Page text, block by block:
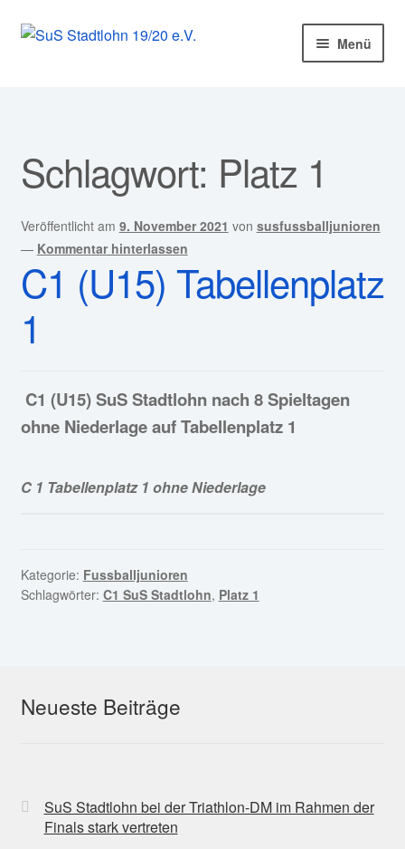
Zur
Zum
Menü
Unser Verein
Abteilungen
Kurse
öffnen
Sponsoren
Fan-Shop
Schlagwort: Platz 1
Veröffentlicht am 9. November 2021 von susfussballjunioren
— Kommentar hinterlassen
C1 (U15) Tabellenplatz
1
C1 (U15) SuS Stadtlohn nach 8 Spieltagen
ohne Niederlage auf Tabellenplatz 1
C 1 Tabellenplatz 1 ohne Niederlage
Kategorie: Fussballjunioren
Schlagwörter: C1 SuS Stadtlohn, Platz 1
Neueste Beiträge
SuS Stadtlohn bei der Triathlon-DM im Rahmen der
Finals stark vertreten